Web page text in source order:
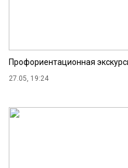
Профориентационная
27.05, 19:24